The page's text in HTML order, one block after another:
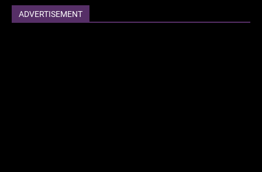
ADVERTISEMENT